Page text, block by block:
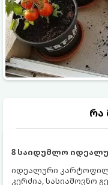
რა
8 საიდუმლო
იდეალური
კერძია, სასიამოვნო